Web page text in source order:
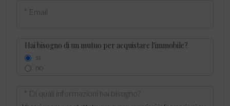
* Email
Hai bisogno di un mutuo per acquistare l'immobile?
si
no
* Di quali informazioni hai bisogno?